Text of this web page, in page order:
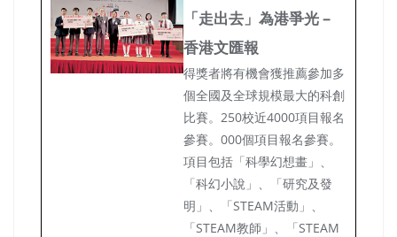
「走出去」為港爭光 –
香港文匯報
得獎者將有機會獲推薦參加多
個全國及全球規模最大的科創
比賽。250校近4000項目報名
參賽。000個項目報名參賽。
項目包括「科學幻想畫」、
「科幻小說」、「研究及發
明」、「STEAM活動」、
「STEAM教師」、「STEAM